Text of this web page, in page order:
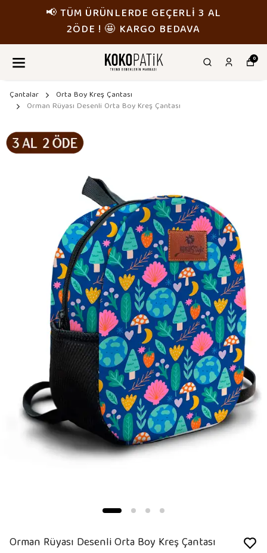
📢 TÜM ÜRÜNLERDE GEÇERLİ 3 AL
2ÖDE ! 🤩 KARGO BEDAVA
0
Çantalar
Orta Boy Kreş Çantası
Orman Rüyası Desenli Orta Boy Kreş Çantası
Orman Rüyası Desenli Orta Boy Kreş Çantası